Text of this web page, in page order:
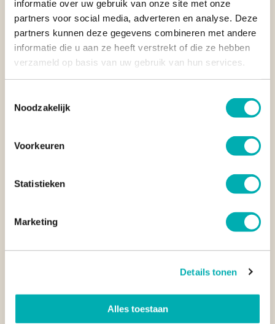
informatie over uw gebruik van onze site met onze
partners voor social media, adverteren en analyse. Deze
partners kunnen deze gegevens combineren met andere
informatie die u aan ze heeft verstrekt of die ze hebben
verzameld op basis van uw gebruik van hun services.
Noodzakelijk
Voorkeuren
Statistieken
Marketing
Details tonen
Alles toestaan
mee om het
indrukwekkende zeeleven
van Apo Reef vast te
leggen. Van kleurrijke koralen tot nieuwsgierige schildpadden,
de beelden zullen je reis nog lang na afloop laten herleven!"
Benieuwd naar onze Filipijnen rondreizen?
VEELGESTELDE VRAGEN OVER APO REEF
NATIONAL PARK?
IS APO REEF NATIONAL PARK GESCHIKT VOOR
REIZEN